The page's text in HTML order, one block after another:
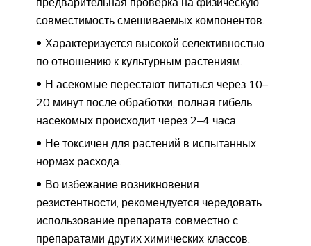
совместимость смешиваемых компонентов.
Характеризуется высокой селективностью
по отношению к культурным растениям.
Н асекомые перестают питаться через 10–
20 минут после обработки, полная гибель
насекомых происходит через 2–4 часа.
Не токсичен для растений в испытанных
нормах расхода.
Во избежание возникновения
резистентности, рекомендуется чередовать
использование препарата совместно с
препаратами других химических классов.